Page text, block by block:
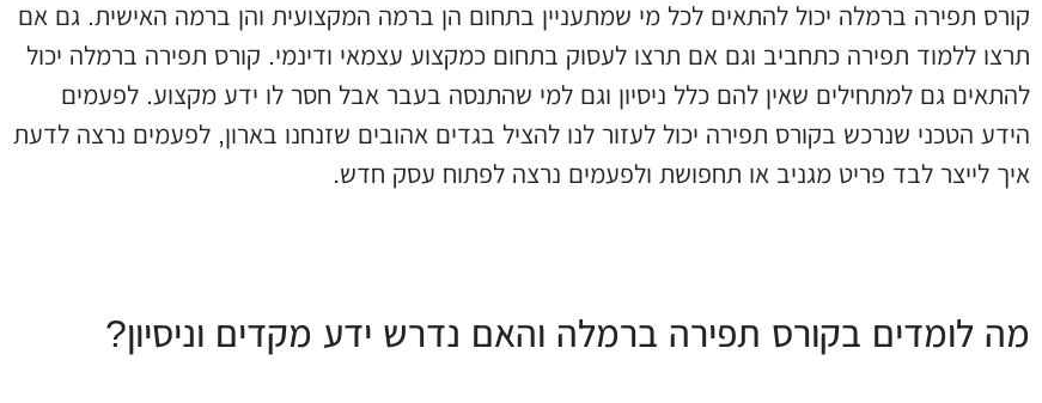
קורס תפירה ברמלה יכול להתאים לכל מי שמתעניין בתחום הן ברמה המקצועית והן ברמה האישית. גם אם
תרצו ללמוד תפירה כתחביב וגם אם תרצו לעסוק בתחום כמקצוע עצמאי ודינמי. קורס תפירה ברמלה יכול
להתאים גם למתחילים שאין להם כלל ניסיון וגם למי שהתנסה בעבר אבל חסר לו ידע מקצוע. לפעמים
הידע הטכני שנרכש בקורס תפירה יכול לעזור לנו להציל בגדים אהובים שזנחנו בארון, לפעמים נרצה לדעת
איך לייצר לבד פריט מגניב או תחפושת ולפעמים נרצה לפתוח עסק חדש.
מה לומדים בקורס תפירה ברמלה והאם נדרש ידע מקדים וניסיון?